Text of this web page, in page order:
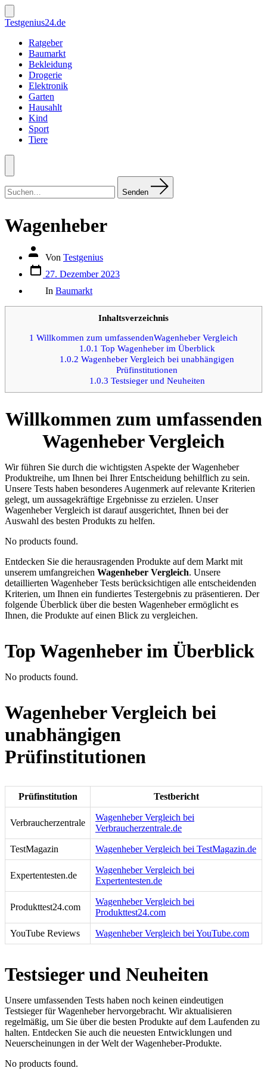
Zum
Inhalt
springen
Suche
ein-/ausblenden
Testgenius24.de
Ratgeber
Baumarkt
Bekleidung
Drogerie
Elektronik
Garten
Hausahlt
Kind
Sport
Tiere
Menü
nach:
Senden
Wagenheber
Autor
Beitrags
Von Testgenius
Datum
des
Beitrags
27. Dezember 2023
In Baumarkt
Inhaltsverzeichnis
1 Willkommen zum umfassendenWagenheber Vergleich
1.0.1 Top Wagenheber im Überblick
1.0.2 Wagenheber Vergleich bei unabhängigen
Prüfinstitutionen
1.0.3 Testsieger und Neuheiten
Willkommen zum umfassenden
Wagenheber Vergleich
Wir führen Sie durch die wichtigsten Aspekte der Wagenheber
Produktreihe, um Ihnen bei Ihrer Entscheidung behilflich zu sein.
Unsere Tests haben besonderes Augenmerk auf relevante Kriterien
gelegt, um aussagekräftige Ergebnisse zu erzielen. Unser
Wagenheber Vergleich ist darauf ausgerichtet, Ihnen bei der
Auswahl des besten Produkts zu helfen.
No products found.
Entdecken Sie die herausragenden Produkte auf dem Markt mit
unserem umfangreichen Wagenheber Vergleich. Unsere
detaillierten Wagenheber Tests berücksichtigen alle entscheidenden
Kriterien, um Ihnen ein fundiertes Testergebnis zu präsentieren. Der
folgende Überblick über die besten Wagenheber ermöglicht es
Ihnen, die Produkte auf einen Blick zu vergleichen.
Top Wagenheber im Überblick
No products found.
Wagenheber Vergleich bei
unabhängigen
Prüfinstitutionen
Prüfinstitution Testbericht
Verbraucherzentrale
Wagenheber Vergleich bei
Verbraucherzentrale.de
TestMagazin Wagenheber Vergleich bei TestMagazin.de
Expertentesten.de
Wagenheber Vergleich bei
Expertentesten.de
Produkttest24.com
Wagenheber Vergleich bei
Produkttest24.com
YouTube Reviews Wagenheber Vergleich bei YouTube.com
Testsieger und Neuheiten
Unsere umfassenden Tests haben noch keinen eindeutigen
Testsieger für Wagenheber hervorgebracht. Wir aktualisieren
regelmäßig, um Sie über die besten Produkte auf dem Laufenden zu
halten. Entdecken Sie auch die neuesten Entwicklungen und
Neuerscheinungen in der Welt der Wagenheber-Produkte.
No products found.